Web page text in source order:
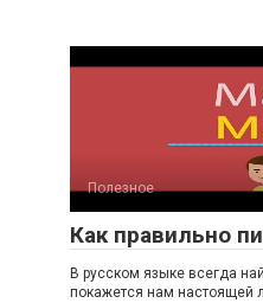
Полезное
Как правильно
В русском языке всегда
покажется нам настоящей